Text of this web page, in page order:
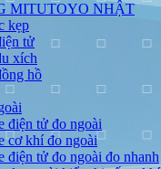
MITUTOYO NHẬT
kẹp
tử
xích
hồ
điện tử đo ngoài
cơ khí đo ngoài
điện tử đo ngoài đo nhanh